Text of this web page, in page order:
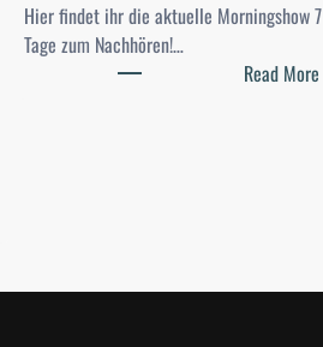
Hier findet ihr die aktuelle Morningshow 7
Tage zum Nachhören!…
Read More: